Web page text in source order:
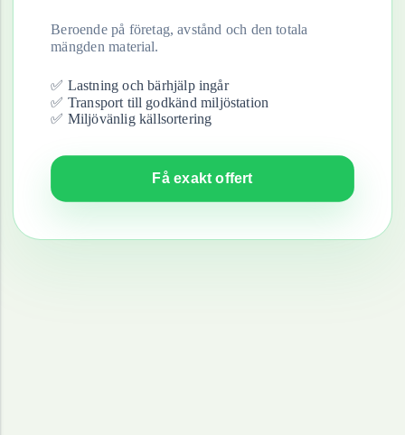
Beroende på företag, avstånd och den totala
mängden material.
✅ Lastning och bärhjälp ingår
✅ Transport till godkänd miljöstation
✅ Miljövänlig källsortering
Få exakt offert